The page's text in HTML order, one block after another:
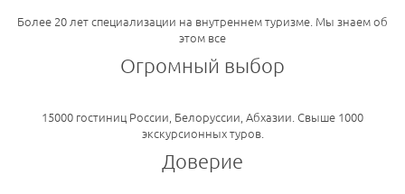
Более 20 лет специализации на внутреннем туризме. Мы знаем об
этом все
Огромный выбор
15000 гостиниц России, Белоруссии, Абхазии. Свыше 1000
экскурсионных туров.
Доверие